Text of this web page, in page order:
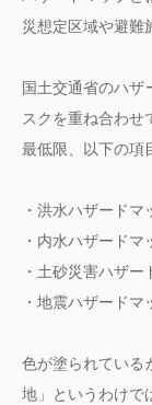
災想定区域や避難
国土交通省のハザ
スクを重ね合わせ
最低限、以下の項
・洪水ハザードマ
・内水ハザードマ
・土砂災害ハザー
・地震ハザードマ
色が塗られている
地」というわけで